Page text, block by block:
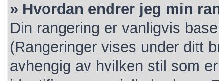
» Hvordan endrer jeg min
Din rangering er vanligvis
(Rangeringer vises under ditt
avhengig av hvilken stil som